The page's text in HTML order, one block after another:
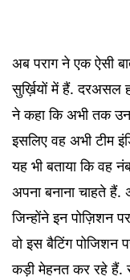
अब पराग ने एक ऐसी
सुर्ख़ियों में हैं. दरअसल
ने कहा कि अभी तक
इसलिए वह अभी टीम
यह भी बताया कि वह
अपना बनाना चाहते हैं.
जिन्होंने इन पोज़िशन
वो इस बैटिंग पोजिशन
कड़ी मेहनत कर रहे हैं.